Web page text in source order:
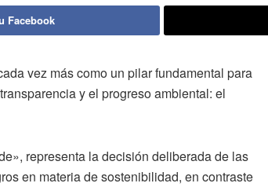
Facebook
vez más como un pilar fundamental para
y el progreso ambiental: el
representa la decisión deliberada de las
en materia de sostenibilidad, en contraste